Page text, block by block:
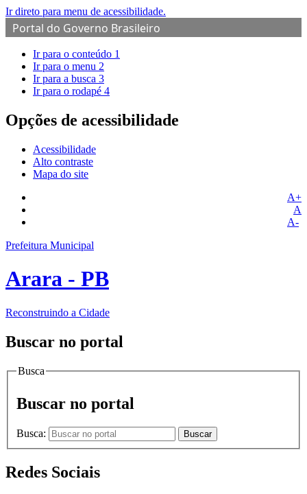
Ir direto para menu de acessibilidade.
Portal do Governo Brasileiro
Ir para o conteúdo 1
Ir para o menu 2
Ir para a busca 3
Ir para o rodapé 4
Opções de acessibilidade
Acessibilidade
Alto contraste
Mapa do site
A+
A
A-
Prefeitura Municipal
Arara - PB
Reconstruindo a Cidade
Buscar no portal
Busca
Buscar no portal
Busca: Buscar
Redes Sociais